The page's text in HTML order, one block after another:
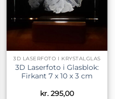
3D LASERFOTO I KRYSTALGLAS
3D Laserfoto i Glasblok:
Firkant 7 x 10 x 3 cm
kr. 295,00